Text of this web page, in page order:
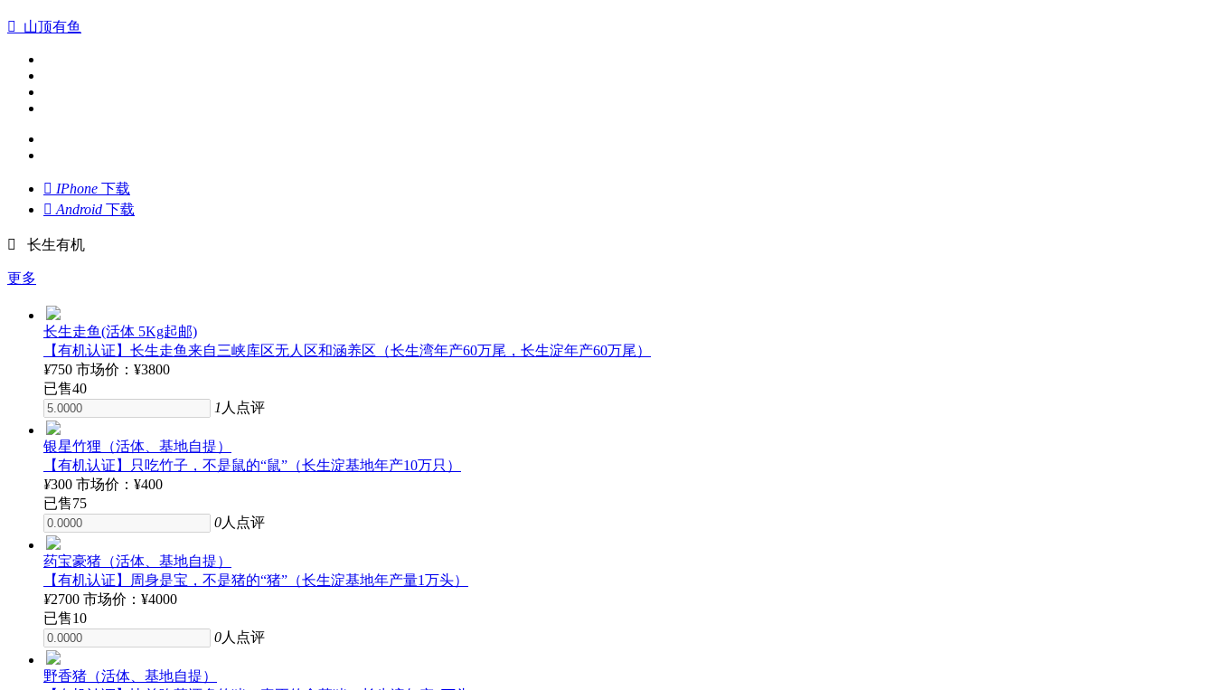
 山顶有鱼
 IPhone 下载
 Android 下载
 长生有机
更多
长生走鱼(活体 5Kg起邮)
【有机认证】长生走鱼来自三峡库区无人区和涵养区（长生湾年产60万尾，长生淀年产60万尾）
¥750 市场价：¥3800
已售40
1 人点评
银星竹狸（活体、基地自提）
【有机认证】只吃竹子，不是鼠的“鼠”（长生淀基地年产10万只）
¥300 市场价：¥400
已售75
0人点评
药宝豪猪（活体、基地自提）
【有机认证】周身是宝，不是猪的“猪”（长生淀基地年产量1万头）
¥2700 市场价：¥4000
已售10
0人点评
野香猪（活体、基地自提）